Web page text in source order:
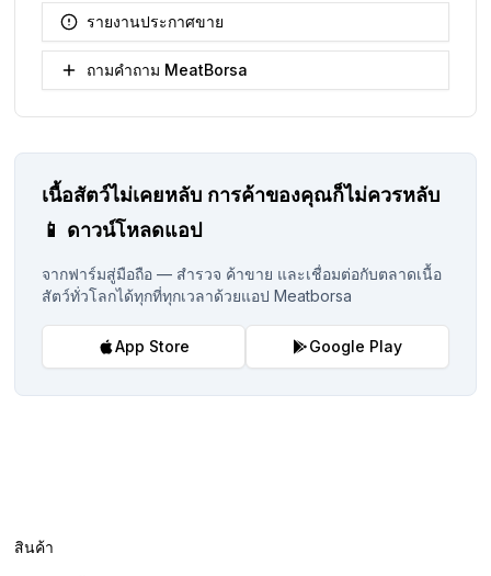
รายงานประกาศขาย
ถามคำถาม MeatBorsa
เนื้อสัตว์ไม่เคยหลับ การค้าของคุณก็ไม่ควรหลับ
📱 ดาวน์โหลดแอป
จากฟาร์มสู่มือถือ — สำรวจ ค้าขาย และเชื่อมต่อกับตลาดเนื้อ
สัตว์ทั่วโลกได้ทุกที่ทุกเวลาด้วยแอป Meatborsa
App Store Google Play
สินค้า